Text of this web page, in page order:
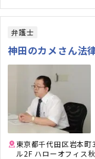
弁護士
神田のカメさん法
東京都千代田区岩本
ル2F ハローオフィス